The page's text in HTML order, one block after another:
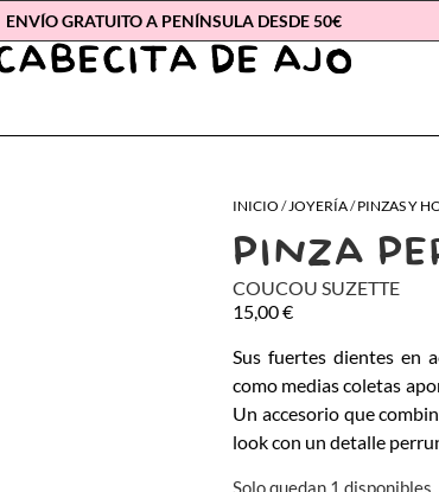
ENVÍO GRATUITO A PENÍNSULA DESDE 50€
INICIO /JOYERÍA/PINZAS Y
PINZA
COUCOU SUZETTE
15,00€
Sus fuertes dientes en
como medias coletas
Un accesorio que
look con un detalle
Solo quedan 1 disponibles